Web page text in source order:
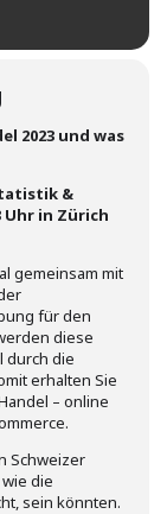
2023 und was
&
Uhr in Zürich
gemeinsam mit
für den
diese
durch die
erhalten Sie
– online
Schweizer
die
sein könnten.